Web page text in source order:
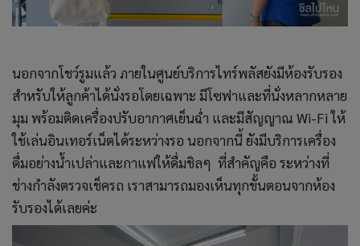
นอกจากโชว์รูมแล้ว ภายในศูนย์บริการไทร์พลัสยังมีห้องรับรอง
สำหรับให้ลูกค้าได้นั่งรอโดยเฉพาะ มีโซฟาและที่นั่งหลากหลาย
มุม พร้อมติดเครื่องปรับอากาศเย็นฉ่ำ และมีสัญญาณ Wi-Fi ให้
ใช้เล่นอินเทอร์เน็ตได้ระหว่างรอ นอกจากนี้ ยังมีบริการเครื่อง
ดื่มอย่างน้ำเปล่าและกาแฟให้ดื่มชิลๆ ที่สำคัญคือ ระหว่างที่
ช่างกำลังตรวจเช็ครถ เราสามารถมองเห็นทุกขั้นตอนจากห้อง
รับรองได้เลยค่ะ